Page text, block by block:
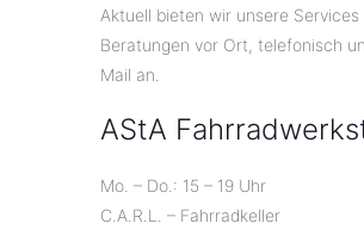
Aktuell bieten wir unsere Services
Beratungen vor Ort, telefonisch
Mail an.
AStA
Mo. – Do.: 15 – 19 Uhr
C.A.R.L. – Fahrradkeller